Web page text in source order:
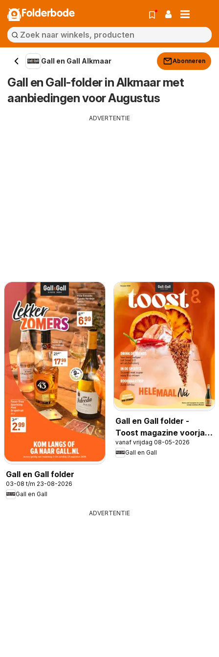
Folderbode
Gall en Gall Alkmaar Abonneren
Gall en Gall-folder in Alkmaar met
aanbiedingen voor Augustus
ADVERTENTIE
Gall en Gall folder
03-08 t/m 23-08-2026
Gall en Gall
Gall en Gall folder -
Toost magazine voorjaar
2026
vanaf vrijdag 08-05-2026
Gall en Gall
ADVERTENTIE